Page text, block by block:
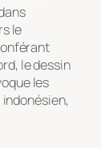
le
le dessin
les